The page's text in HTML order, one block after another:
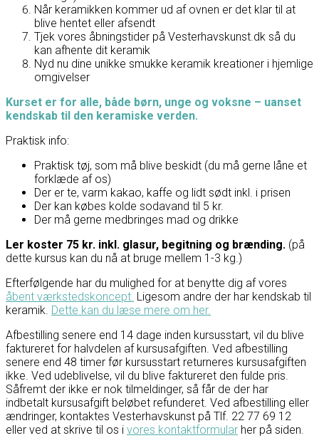
Når keramikken kommer ud af ovnen er det klar til at
blive hentet eller afsendt
Tjek vores åbningstider på Vesterhavskunst.dk så du
kan afhente dit keramik
Nyd nu dine unikke smukke keramik kreationer i hjemlige
omgivelser
Kurset er for alle, både børn, unge og voksne – uanset
kendskab til den keramiske verden.
Praktisk info:
Praktisk tøj, som må blive beskidt (du må gerne låne et
forklæde af os)
Der er te, varm kakao, kaffe og lidt sødt inkl. i prisen
Der kan købes kolde sodavand til 5 kr.
Der må gerne medbringes mad og drikke
Ler koster 75 kr. inkl. glasur, begitning og brænding. (på
dette kursus kan du nå at bruge mellem 1-3 kg.)
Efterfølgende har du mulighed for at benytte dig af vores
åbent værkstedskoncept. Ligesom andre der har kendskab til
keramik. Dette kan du læse mere om her.
Afbestilling senere end 14 dage inden kursusstart, vil du blive
faktureret for halvdelen af kursusafgiften. Ved afbestilling
senere end 48 timer før kursusstart returneres kursusafgiften
ikke. Ved udeblivelse, vil du blive faktureret den fulde pris.
Såfremt der ikke er nok tilmeldinger, så får de der har
indbetalt kursusafgift beløbet refunderet. Ved afbestilling eller
ændringer, kontaktes Vesterhavskunst på Tlf. 22 77 69 12
eller ved at skrive til os i vores kontaktformular her på siden.